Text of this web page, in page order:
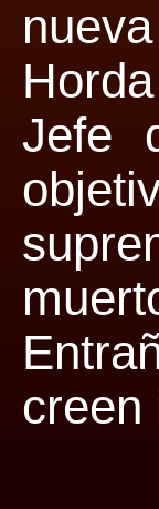
Jefe
creen